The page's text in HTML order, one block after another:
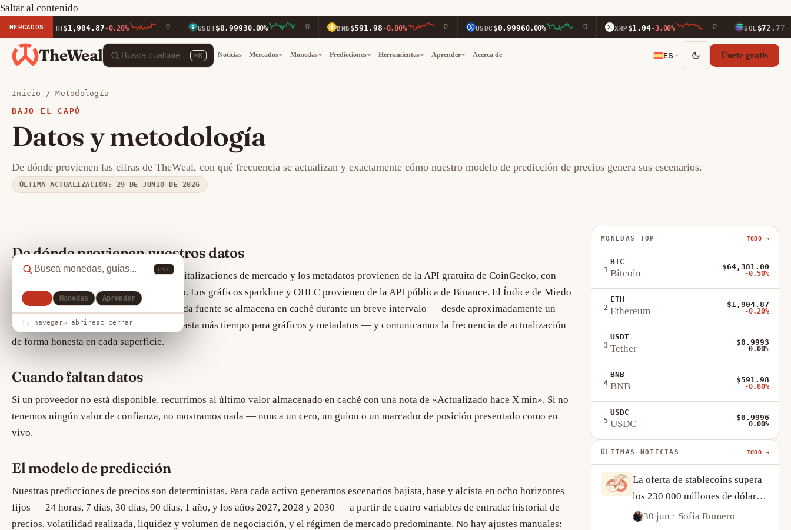
Saltar al contenido
MERCADOS
ETH$1,904.87-0.20% USDT$0.99930.00% BNB$591.98-0.80% USDC$0.99960.00% XRP$1.04-3.00% SOL$72.77-1.80%
TheWeal ⌘K Noticias Mercados Monedas Predicciones Herramientas Aprender Acerca de ES Únete gratis
esc
Monedas Aprender
↑↓ navegar↵ abriresc cerrar
Inicio /Metodología
BAJO EL CAPÓ
Datos y metodología
De dónde provienen las cifras de TheWeal, con qué frecuencia se actualizan y exactamente cómo nuestro modelo de predicción de precios genera sus escenarios.
ÚLTIMA ACTUALIZACIÓN: 29 DE JUNIO DE 2026
De dónde provienen nuestros datos
Los precios de las criptomonedas, las capitalizaciones de mercado y los metadatos provienen de la API gratuita de CoinGecko, con
CoinPaprika como respaldo documentado. Los gráficos sparkline y OHLC provienen de la API pública de Binance. El Índice de Miedo
y Codicia proviene de Alternative.me. Cada fuente se almacena en caché durante un breve intervalo — desde aproximadamente un
minuto para cotizaciones y sentimiento hasta más tiempo para gráficos y metadatos — y comunicamos la frecuencia de actualización
de forma honesta en cada superficie.
Cuando faltan datos
Si un proveedor no está disponible, recurrimos al último valor almacenado en caché con una nota de «Actualizado hace X min». Si no
tenemos ningún valor de confianza, no mostramos nada — nunca un cero, un guion o un marcador de posición presentado como en
vivo.
El modelo de predicción
Nuestras predicciones de precios son deterministas. Para cada activo generamos escenarios bajista, base y alcista en ocho horizontes
fijos — 24 horas, 7 días, 30 días, 90 días, 1 año, y los años 2027, 2028 y 2030 — a partir de cuatro variables de entrada: historial de
precios, volatilidad realizada, liquidez y volumen de negociación, y el régimen de mercado predominante. No hay ajustes manuales:
MONEDAS TOP TODO →
1
BTC
Bitcoin
$64,381.00
-0.50%
2
ETH
Ethereum
$1,904.87
-0.20%
3
USDT
Tether
$0.9993
0.00%
4
BNB
BNB
$591.98
-0.80%
5
USDC
USDC
$0.9996
0.00%
ÚLTIMAS NOTICIAS TODO →
La oferta de stablecoins supera
los 230 000 millones de dólares:
qué nos dice el crecimiento de
30 jun · Sofia Romero